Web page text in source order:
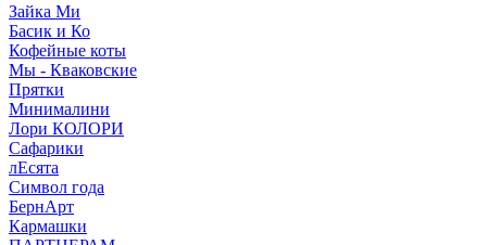
Зайка Ми
Басик и Ко
Кофейные коты
Мы - Кваковские
Прятки
Минималини
Лори КОЛОРИ
Сафарики
лЕсята
Символ года
БернАрт
Кармашки